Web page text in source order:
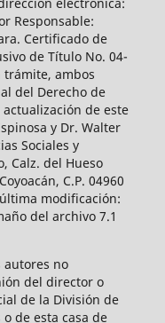
Responsable:
Certificado de
de Título No. 04-
trámite, ambos
del Derecho de
de este
y Dr. Walter
Sociales y
Calz. del Hueso
C.P. 04960
modificación:
del archivo 7.1
autores no
del director o
de la División de
de esta casa de